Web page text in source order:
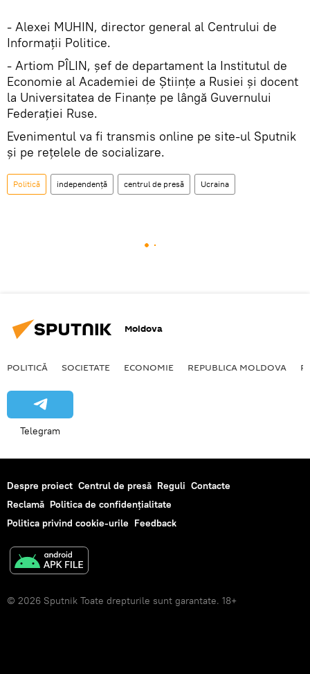
- Alexei MUHIN, director general al Centrului de
Informații Politice.
- Artiom PÎLIN, șef de departament la Institutul de
Economie al Academiei de Științe a Rusiei și docent
la Universitatea de Finanțe pe lângă Guvernului
Federației Ruse.
Evenimentul va fi transmis online pe site-ul Sputnik
și pe rețelele de socializare.
Politică independență centrul de presă Ucraina
Moldova
POLITICĂ SOCIETATE ECONOMIE REPUBLICA MOLDOVA
Telegram
Despre proiect Centrul de presă Reguli Contacte
Reclamă Politica de confidențialitate
Politica privind cookie-urile Feedback
© 2026 Sputnik Toate drepturile sunt garantate. 18+